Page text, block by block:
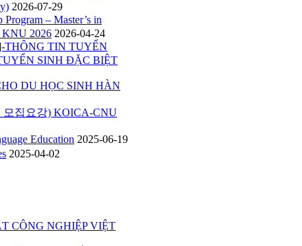
2026-07-29
– Master’s in
2026 2026-04-24
THÔNG TIN TUYỂN
SINH ĐẶC BIỆT
DU HỌC SINH HÀN
모집요강) KOICA-CNU
Education 2025-06-19
2025-04-02
CÔNG NGHIỆP VIỆT